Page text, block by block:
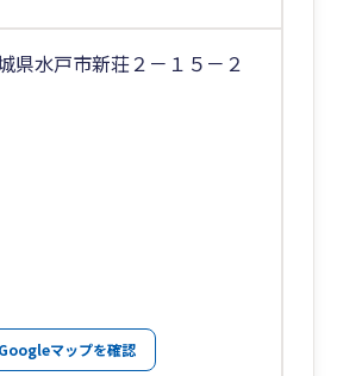
県水戸市新荘２－１５－２
Googleマップを確認